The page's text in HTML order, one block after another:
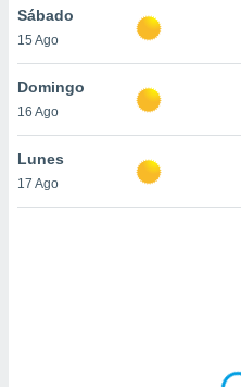
sean
el sitio
ni para
o
Sábado
15 Ago
Domingo
16 Ago
Lunes
17 Ago